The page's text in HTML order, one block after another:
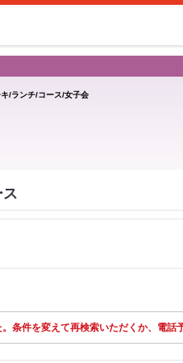
/ランチ/コース/女子会
条件を変えて再検索いただくか、電話